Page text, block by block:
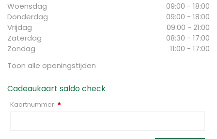
Woensdag
09:00 - 18:00
Donderdag
09:00 - 18:00
Vrijdag
09:00 - 21:00
Zaterdag
08:30 - 17:00
Zondag
11:00 - 17:00
Toon alle openingstijden
Cadeaukaart saldo check
Kaartnummer: *